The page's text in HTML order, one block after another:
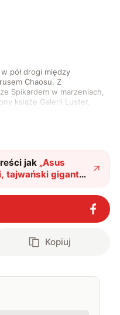
pół drogi między
Chaosu. Z
Spikardem w marzeniach,
książę Galerii Luster,
technice o zajmuję
jak „Asus
tajwański gigant
i komputery
Kopiuj